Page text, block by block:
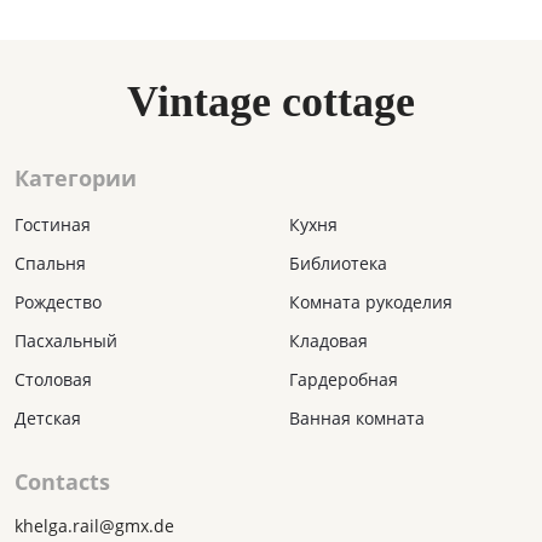
Vintage cottage
Категории
Гостиная
Спальня
Рождество
Пасхальный
Столовая
Детская
Кухня
Библиотека
Комната рукоделия
Кладовая
Гардеробная
Ванная комната
Contacts
khelga.rail@gmx.dе